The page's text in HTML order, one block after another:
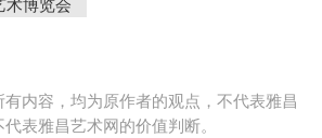
内容，均为原作者的观点，不代表雅昌
表雅昌艺术网的价值判断。